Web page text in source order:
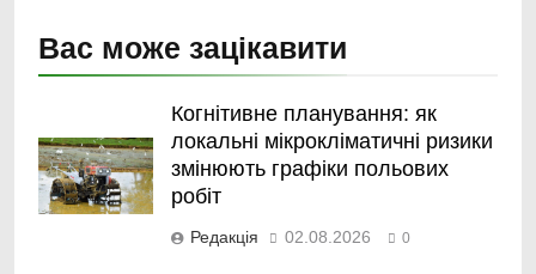
Вас може зацікавити
Когнітивне планування: як
локальні мікрокліматичні ризики
змінюють графіки польових
робіт
Редакція 02.08.2026 0